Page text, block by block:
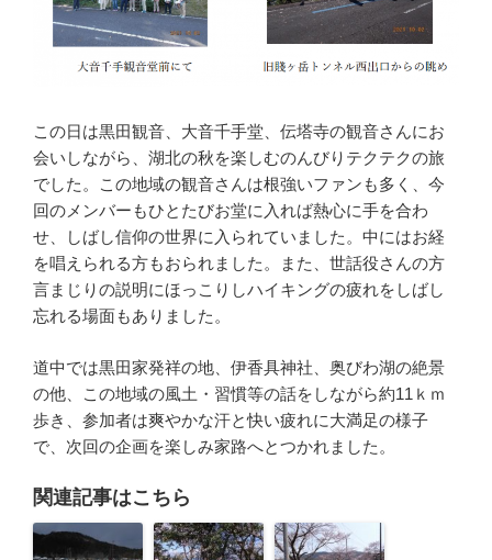
この日は黒田観音、大音千手堂、伝塔寺の観音さんにお
会いしながら、湖北の秋を楽しむのんびりテクテクの旅
でした。この地域の観音さんは根強いファンも多く、今
回のメンバーもひとたびお堂に入れば熱心に手を合わ
せ、しばし信仰の世界に入られていました。中にはお経
を唱えられる方もおられました。また、世話役さんの方
言まじりの説明にほっこりしハイキングの疲れをしばし
忘れる場面もありました。
道中では黒田家発祥の地、伊香具神社、奥びわ湖の絶景
の他、この地域の風土・習慣等の話をしながら約11ｋｍ
歩き、参加者は爽やかな汗と快い疲れに大満足の様子
で、次回の企画を楽しみ家路へとつかれました。
関連記事はこちら